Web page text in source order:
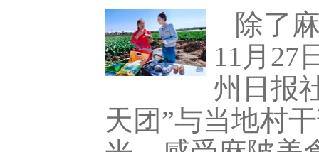
除了
11月27
州日报
天团”与当地村